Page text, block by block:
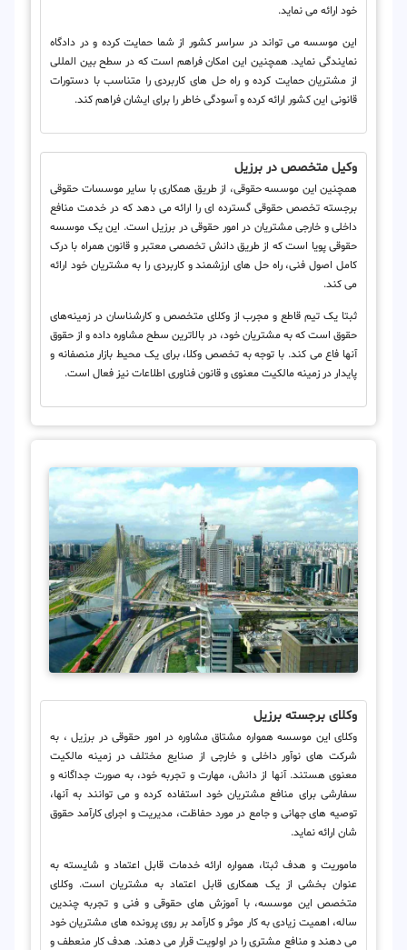
خود ارائه می نماید.
این موسسه می تواند در سراسر کشور از شما حمایت کرده و در دادگاه
نمایندگی نماید. همچنین این امکان فراهم است که در سطح بین المللی
از مشتریان حمایت کرده و راه حل های کاربردی را متناسب با دستورات
قانونی این کشور ارائه کرده و آسودگی خاطر را برای ایشان فراهم کند.
وکیل متخصص در برزیل
همچنین این موسسه حقوقی، از طریق همکاری با سایر موسسات حقوقی
برجسته تخصص حقوقی گسترده ای را ارائه می دهد که در خدمت منافع
داخلی و خارجی مشتریان در امور حقوقی در برزیل است. این یک موسسه
حقوقی پویا است که از طریق دانش تخصصی معتبر و قانون همراه با درک
کامل اصول فنی، راه حل های ارزشمند و کاربردی را به مشتریان خود ارائه
می کند.
ثبتا یک تیم قاطع و مجرب از وکلای متخصص و کارشناسان در زمینه‌های
حقوق است که به مشتریان خود، در بالاترین سطح مشاوره داده و از حقوق
آنها فاع می کند. با توجه به تخصص وکلا، برای یک محیط بازار منصفانه و
پایدار در زمینه مالکیت معنوی و قانون فناوری اطلاعات نیز فعال است.
وکلای برجسته برزیل
وکلای این موسسه همواره مشتاق مشاوره در امور حقوقی در برزیل ، به
شرکت های نوآور داخلی و خارجی از صنایع مختلف در زمینه مالکیت
معنوی هستند. آنها از دانش، مهارت و تجربه خود، به صورت جداگانه و
سفارشی برای منافع مشتریان خود استفاده کرده و می توانند به آنها،
توصیه های جهانی و جامع در مورد حفاظت، مدیریت و اجرای کارآمد حقوق
شان ارائه نماید.
ماموریت و هدف ثبتا، همواره ارائه خدمات قابل اعتماد و شایسته به
عنوان بخشی از یک همکاری قابل اعتماد به مشتریان است. وکلای
متخصص این موسسه، با آموزش های حقوقی و فنی و تجربه چندین
ساله، اهمیت زیادی به کار موثر و کارآمد بر روی پرونده های مشتریان خود
می دهند و منافع مشتری را در اولویت قرار می دهند. هدف کار منعطف و